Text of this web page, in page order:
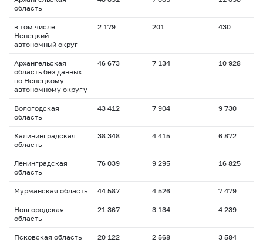
область
в том числе
Ненецкий
автономный округ
2 179 201 430
Архангельская
область без данных
по Ненецкому
автономному округу
46 673 7 134 10 928
Вологодская
область
43 412 7 904 9 730
Калининградская
область
38 348 4 415 6 872
Ленинградская
область
76 039 9 295 16 825
Мурманская область 44 587 4 526 7 479
Новгородская
область
21 367 3 134 4 239
Псковская область 20 122 2 568 3 584